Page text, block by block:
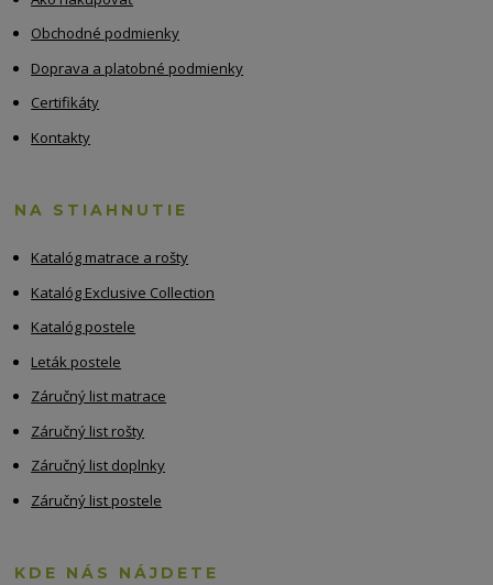
Obchodné podmienky
Doprava a platobné podmienky
Certifikáty
Kontakty
NA STIAHNUTIE
Katalóg matrace a rošty
Katalóg Exclusive Collection
Katalóg postele
Leták postele
Záručný list matrace
Záručný list rošty
Záručný list doplnky
Záručný list postele
KDE NÁS NÁJDETE